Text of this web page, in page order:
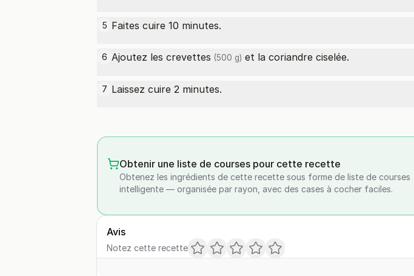
5 Faites cuire 10 minutes.
6 Ajoutez les crevettes (500 g) et la coriandre ciselée.
7 Laissez cuire 2 minutes.
Obtenir une liste de courses pour cette recette
Obtenez les ingrédients de cette recette sous forme de liste de courses
intelligente — organisée par rayon, avec des cases à cocher faciles.
Avis
Notez cette recette